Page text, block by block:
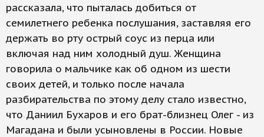
рассказала, что пыталась добиться от
семилетнего ребенка послушания, заставляя его
держать во рту острый соус из перца или
включая над ним холодный душ. Женщина
говорила о мальчике как об одном из шести
своих детей, и только после начала
разбирательства по этому делу стало известно,
что Даниил Бухаров и его брат-близнец Олег - из
Магадана и были усыновлены в России. Новые